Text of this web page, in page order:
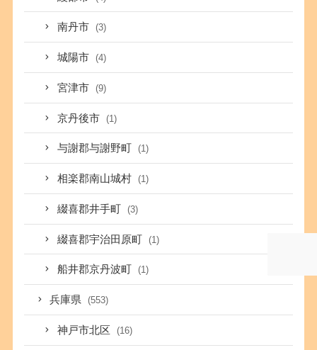
南丹市 (3)
城陽市 (4)
宮津市 (9)
京丹後市 (1)
与謝郡与謝野町 (1)
相楽郡南山城村 (1)
綴喜郡井手町 (3)
綴喜郡宇治田原町 (1)
船井郡京丹波町 (1)
兵庫県 (553)
神戸市北区 (16)